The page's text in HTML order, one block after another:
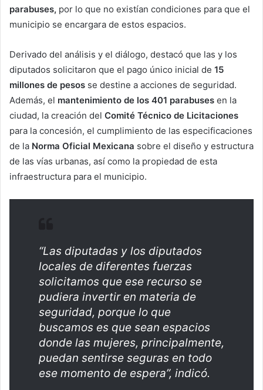
parabuses, por lo que no existían condiciones para que el
municipio se encargara de estos espacios.
Derivado del análisis y el diálogo, destacó que las y los
diputados solicitaron que el pago único inicial de 15
millones de pesos se destine a acciones de seguridad.
Además, el mantenimiento de los 401 parabuses en la
ciudad, la creación del Comité Técnico de Licitaciones
para la concesión, el cumplimiento de las especificaciones
de la Norma Oficial Mexicana sobre el diseño y estructura
de las vías urbanas, así como la propiedad de esta
infraestructura para el municipio.
“Las diputadas y los diputados
locales de diferentes fuerzas
solicitamos que ese recurso se
pudiera invertir en materia de
seguridad, porque lo que
buscamos es que sean espacios
donde las mujeres, principalmente,
puedan sentirse seguras en todo
ese momento de espera”, indicó.